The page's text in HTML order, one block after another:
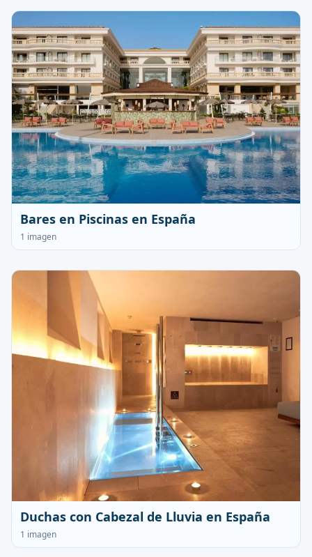
Bares en Piscinas en España
1 imagen
Duchas con Cabezal de Lluvia en España
1 imagen